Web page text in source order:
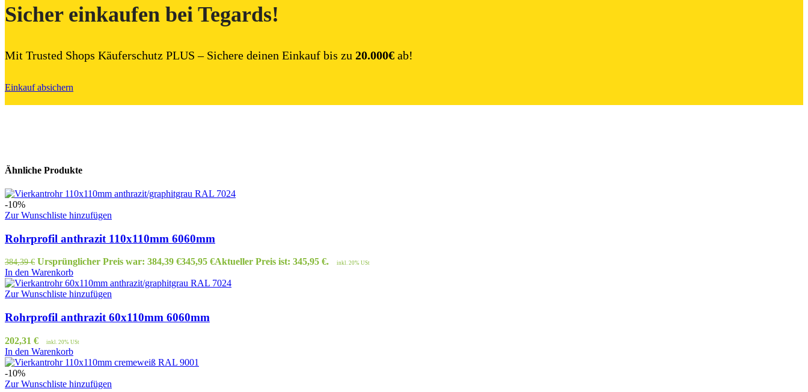
Sicher einkaufen bei Tegards!
Mit Trusted Shops Käuferschutz PLUS – Sichere deinen Einkauf bis zu 20.000€ ab!
Einkauf absichern
Ähnliche Produkte
-10%
Zur Wunschliste hinzufügen
Rohrprofil anthrazit 110x110mm 6060mm
384,39€ Ursprünglicher Preis war: 384,39 €345,95 €Aktueller Preis ist: 345,95 €. inkl. 20% USt
In den Warenkorb
Zur Wunschliste hinzufügen
Rohrprofil anthrazit 60x110mm 6060mm
202,31 € inkl. 20% USt
In den Warenkorb
-10%
Zur Wunschliste hinzufügen